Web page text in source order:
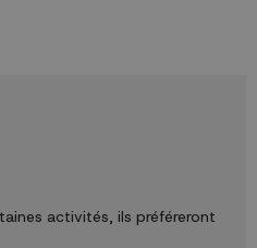
activités, ils préféreront